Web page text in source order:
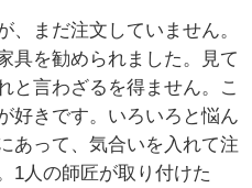
、まだ注文していません。
具を勧められました。見て
と言わざるを得ません。こ
好きです。いろいろと悩ん
あって、気合いを入れて注
1人の師匠が取り付けた